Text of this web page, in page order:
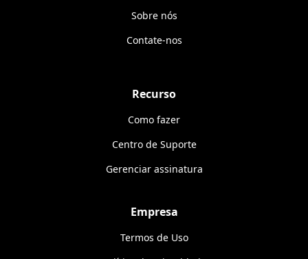
Sobre nós
Contate-nos
Recurso
Como fazer
Centro de Suporte
Gerenciar assinatura
Empresa
Termos de Uso